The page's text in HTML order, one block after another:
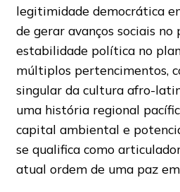
legitimidade democrática
de gerar avanços sociais
estabilidade política no
múltiplos pertencimentos,
singular da cultura afro-
uma história regional
capital ambiental e
se qualifica como
atual ordem de uma paz em